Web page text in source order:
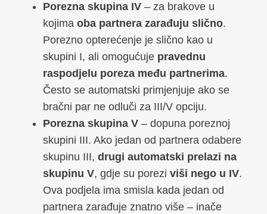
Porezna skupina IV – za brakove u
kojima oba partnera zarađuju slično.
Porezno opterećenje je slično kao u
skupini I, ali omogućuje pravednu
raspodjelu poreza među partnerima.
Često se automatski primjenjuje ako se
bračni par ne odluči za III/V opciju.
Porezna skupina V – dopuna poreznoj
skupini III. Ako jedan od partnera odabere
skupinu III, drugi automatski prelazi na
skupinu V, gdje su porezi viši nego u IV.
Ova podjela ima smisla kada jedan od
partnera zarađuje znatno više – inače